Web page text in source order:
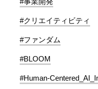
#クリエイティビティ
#ファンダム
#BLOOM
#Human-